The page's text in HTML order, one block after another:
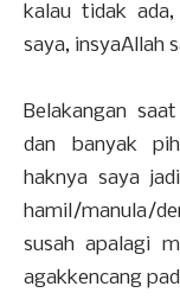
kalau tidak
saya, insyaAllah
Belakangan
dan banyak
haknya saya
hamil/manula/
susah apalagi
agakkencang